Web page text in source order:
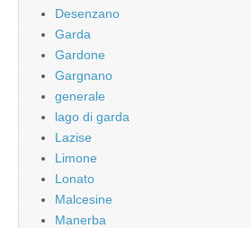
Desenzano
Garda
Gardone
Gargnano
generale
lago di garda
Lazise
Limone
Lonato
Malcesine
Manerba